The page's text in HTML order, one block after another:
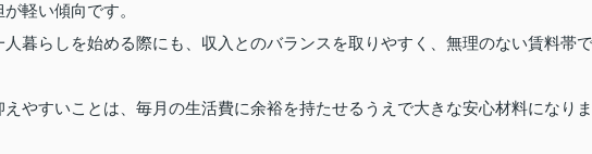
軽い傾向です。
暮らしを始める際にも、収入とのバランスを取りやすく、無理のない賃料帯で
やすいことは、毎月の生活費に余裕を持たせるうえで大きな安心材料になりま